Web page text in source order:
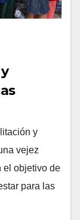
y
vejez
el objetivo de
para las